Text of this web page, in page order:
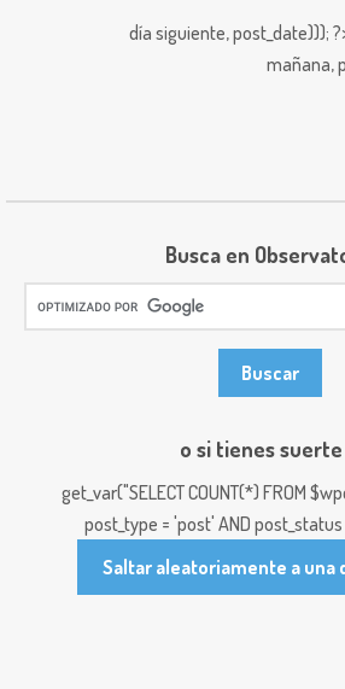
día siguiente,post_date)));
mañana,
Busca en
o si tienes suerte
get_var("SELECT COUNT(*) FROM
post_type = 'post' AND
Saltar aleatoriamente a una